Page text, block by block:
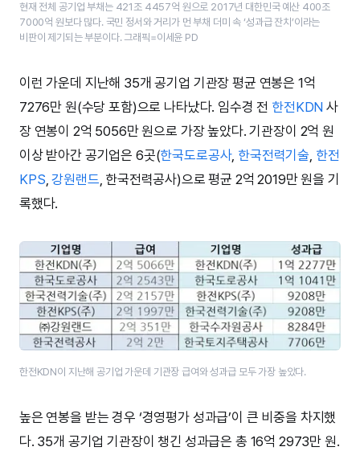
현재 전체 공기업 부채는 421조 4457억 원으로 2017년 대한민국 예산 400조
7000억 원보다 많다. 국민 정서와 거리가 먼 부채 더미 속 ‘성과급 잔치’이라는
비판이 제기되는 부분이다. 그래픽=이세윤 PD
이런 가운데 지난해 35개 공기업 기관장 평균 연봉은 1억
7276만 원(수당 포함)으로 나타났다. 임수경 전 한전KDN 사
장 연봉이 2억 5056만 원으로 가장 높았다. 기관장이 2억 원
이상 받아간 공기업은 6곳(한국도로공사, 한국전력기술 한전
KPS ,강원랜드 , 한국전력공사)으로 평균 2억 2019만 원을 기
록했다.
한전KDN​이 ​​지난해 공기업 가운데 기관장 급여와 성과급 모두 ​가장 높았다.
높은 연봉을 받는 경우 ‘경영평가 성과급’이 큰 비중을 차지했
다. 35개 공기업 기관장이 챙긴 성과급은 총 16억 2973만 원.